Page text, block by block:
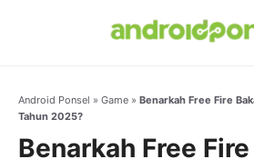
Android Ponsel » Game » Benarkah Free Fire
Tahun 2025?
Benarkah Free